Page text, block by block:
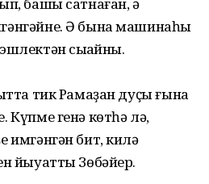
Ә бына машинаһы
сыҡҡайны.
тик Рамаҙан дуҫы ғына
Күпме генә көтһә лә,
имгәнгән бит, килә
йыуатты Зөбәйер.